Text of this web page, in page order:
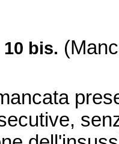
bis.